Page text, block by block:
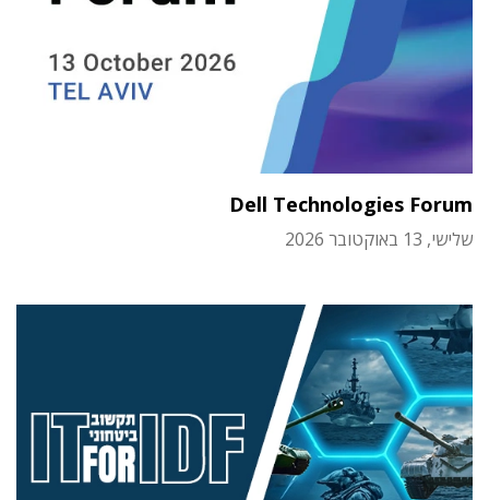
Dell Technologies Forum
שלישי, 13 באוקטובר 2026